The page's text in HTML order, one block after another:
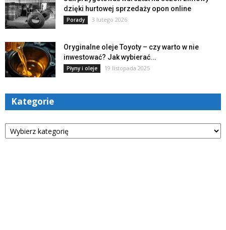
dzięki hurtowej sprzedaży opon online
Porady 3 lutego 2026
Oryginalne oleje Toyoty – czy warto w nie
inwestować? Jak wybierać...
Płyny i oleje 19 listopada 2025
Kategorie
Kategorie